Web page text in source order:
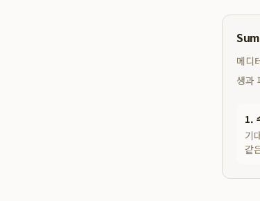
메디
생과
1.
기
같